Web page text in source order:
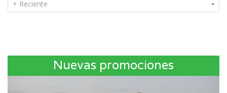
+ Reciente
Nuevas promociones